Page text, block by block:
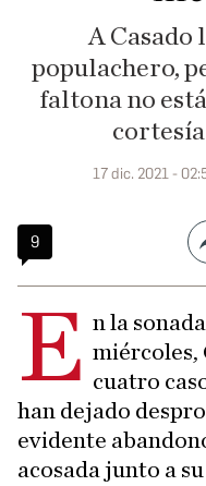
A Casado
populachero,
faltona no
17 dic. 2021 -
9
E n la
miércoles,
cuatro
han dejado
evidente
acosada junto a